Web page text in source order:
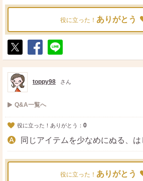
役に立った！ ありがとう
ポ
ス
ト
シ
ェ
送
る
toppy98 さん
Q&A一覧へ
役に立った！ありがとう： 0
同じアイテムを少なめにぬる、
役に立った！ ありがとう